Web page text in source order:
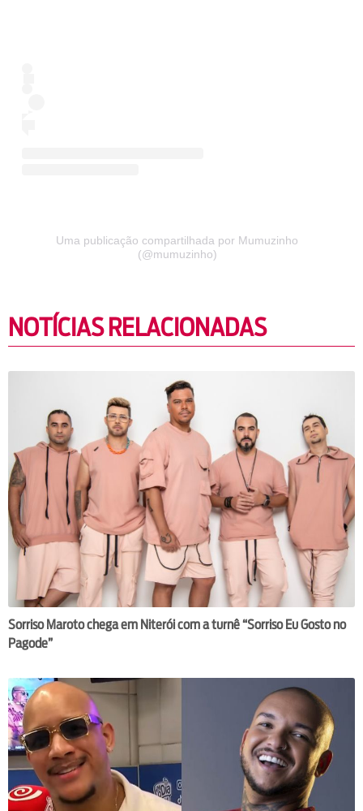
Uma publicação compartilhada por Mumuzinho
(@mumuzinho)
NOTÍCIAS RELACIONADAS
Sorriso Maroto chega em Niterói com a turnê “Sorriso Eu Gosto no
Pagode”